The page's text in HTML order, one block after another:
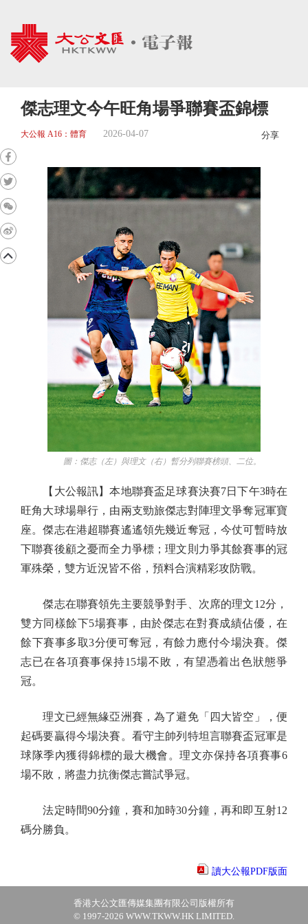
傑志理文今午旺角場爭聯賽盃錦標
大公報 A16：體育 2026-04-07 分享
圖：傑志（左）與理文（右）暫分列聯賽榜頭、二位。
【大公報訊】本地聯賽盃足球賽決賽7日下午3時在
旺角大球場舉行，由兩支勁旅傑志對陣理文爭奪冠軍寶
座。傑志在港超聯賽遙遙領先幾近奪冠，今仗可暫時放
下聯賽後顧之憂而全力爭標；理文則力爭其餘賽事的冠
軍殊榮，雙方近況皆不俗，預料合演精彩攻防戰。
傑志在聯賽領先主要競爭對手、次席的理文12分，
雙方同樣餘下5場賽事，由於傑志在對賽成績佔優，在
餘下賽事多取3分便可奪冠，有餘力應付今場決賽。傑
志已在各項賽事保持15場不敗，有望憑着出色狀態爭
冠。
理文已經無緣亞洲賽，為了避免「四大皆空」，便
起碼要贏得今場決賽。看守主帥列特坦言聯賽盃冠軍是
球隊季內獲得錦標的最大機會。理文亦保持各項賽事6
場不敗，將盡力抗衡傑志嘗試爭冠。
法定時間90分鐘，賽和加時30分鐘，再和即互射12
碼分勝負。
讀大公報PDF版面
香港大公文匯傳媒集團有限公司版權所有
© 1997-2026 WWW.TKWW.HK LIMITED.